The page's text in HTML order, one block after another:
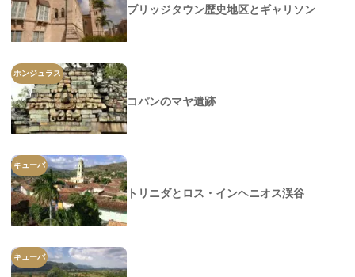
ブリッジタウン歴史地区とギャリソン
ホンジュラス
コパンのマヤ遺跡
キューバ
トリニダとロス・インヘニオス渓谷
キューバ